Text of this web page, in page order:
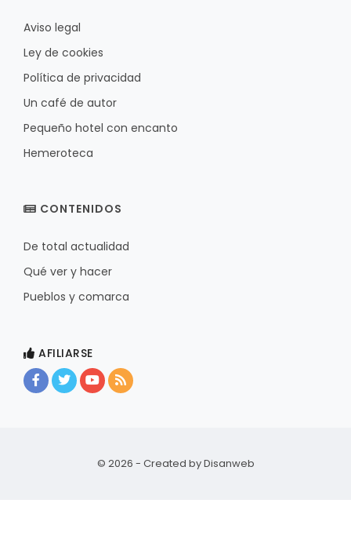
Aviso legal
Ley de cookies
Política de privacidad
Un café de autor
Pequeño hotel con encanto
Hemeroteca
CONTENIDOS
De total actualidad
Qué ver y hacer
Pueblos y comarca
AFILIARSE
© 2026 - Created byDisanweb